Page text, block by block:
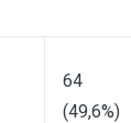
64
(49,6%)